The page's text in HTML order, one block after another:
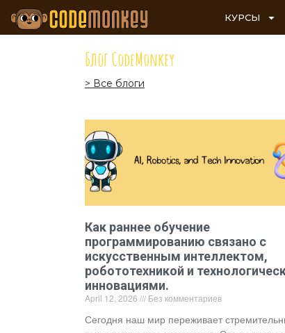
КУРСЫ
Блог CodeMonkey
> Все блоги
Как раннее обучение
программированию связано с
искусственным интеллектом,
робототехникой и
инновациями.
April 12, 2026 Без комментариев
Сегодня наш мир переживает